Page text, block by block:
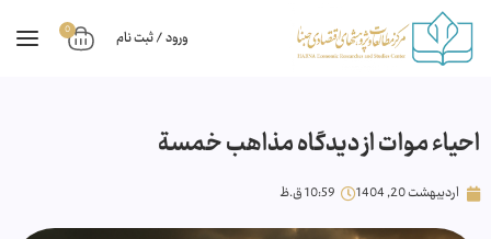
ورود / ثبت نام 0
احیاء موات از دیدگاه مذاهب خمسة
اردیبهشت 20, 1404 10:59 ق.ظ